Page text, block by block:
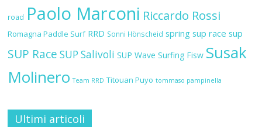
road Paolo Marconi Riccardo Rossi
Romagna Paddle Surf RRD Sonni Hönscheid spring sup race sup
SUP Race SUP Salivoli SUP Wave Surfing Fisw Susak
Molinero Team RRD Titouan Puyo tommaso pampinella
Ultimi articoli